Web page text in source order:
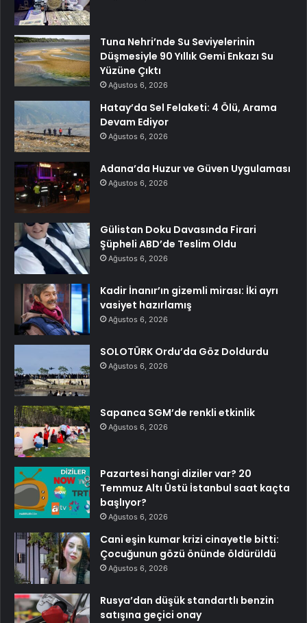
Tuna Nehri’nde Su Seviyelerinin
Düşmesiyle 90 Yıllık Gemi Enkazı Su
Yüzüne Çıktı
Ağustos 6, 2026
Hatay’da Sel Felaketi: 4 Ölü, Arama
Devam Ediyor
Ağustos 6, 2026
Adana’da Huzur ve Güven Uygulaması
Ağustos 6, 2026
Gülistan Doku Davasında Firari
Şüpheli ABD’de Teslim Oldu
Ağustos 6, 2026
Kadir İnanır’ın gizemli mirası: İki ayrı
vasiyet hazırlamış
Ağustos 6, 2026
SOLOTÜRK Ordu’da Göz Doldurdu
Ağustos 6, 2026
Sapanca SGM’de renkli etkinlik
Ağustos 6, 2026
Pazartesi hangi diziler var? 20
Temmuz Altı Üstü İstanbul saat kaçta
başlıyor?
Ağustos 6, 2026
Cani eşin kumar krizi cinayetle bitti:
Çocuğunun gözü önünde öldürüldü
Ağustos 6, 2026
Rusya’dan düşük standartlı benzin
satışına geçici onay